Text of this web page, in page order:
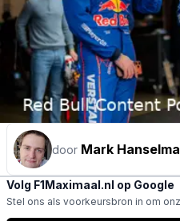
door Mark
Volg F1Maximaal.nl op Google
Stel ons als voorkeursbron in om